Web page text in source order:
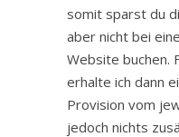
somit sparst du
aber nicht bei
Website buchen.
erhalte ich dann
Provision vom
jedoch nichts